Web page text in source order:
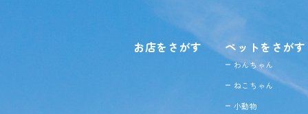
お店をさがす ペットをさがす
わんちゃん
ねこちゃん
小動物